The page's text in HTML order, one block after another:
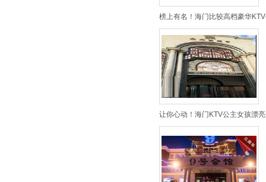
榜上有名！海门比较高档豪华
让你心动！海门KTV公主女孩漂